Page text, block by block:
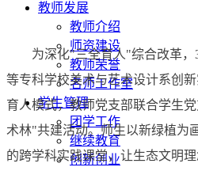
教师发展
教师介绍
师资建设
教师荣誉
名师工作室
学生管理
团学工作
继续教育
创新创业
为深化"三全育人"综合改革
等专科学校美术与艺术设计系创
育人模式，教师党支部联合学生
术林"共建活动。师生以新绿植为
的跨学科实践课堂，让生态文明